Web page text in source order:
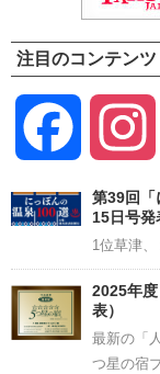
注目のコンテンツ
Facebook
第39回「
15日号発
1位草津
2025年
表）
最新の「
つ星の宿